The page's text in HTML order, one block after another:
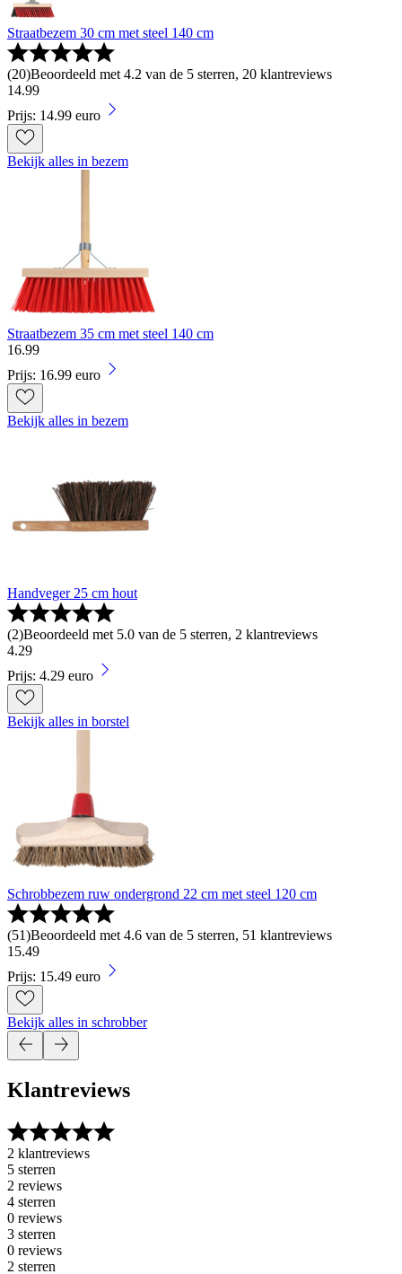
Straatbezem 30 cm met steel 140 cm
(20)Beoordeeld met 4.2 van de 5 sterren, 20 klantreviews
14.99
Prijs: 14.99 euro
Bekijk alles in bezem
Straatbezem 35 cm met steel 140 cm
16.99
Prijs: 16.99 euro
Bekijk alles in bezem
Handveger 25 cm hout
(2)Beoordeeld met 5.0 van de 5 sterren, 2 klantreviews
4.29
Prijs: 4.29 euro
Bekijk alles in borstel
Schrobbezem ruw ondergrond 22 cm met steel 120 cm
(51)Beoordeeld met 4.6 van de 5 sterren, 51 klantreviews
15.49
Prijs: 15.49 euro
Bekijk alles in schrobber
Klantreviews
2 klantreviews
5 sterren
2 reviews
4 sterren
0 reviews
3 sterren
0 reviews
2 sterren